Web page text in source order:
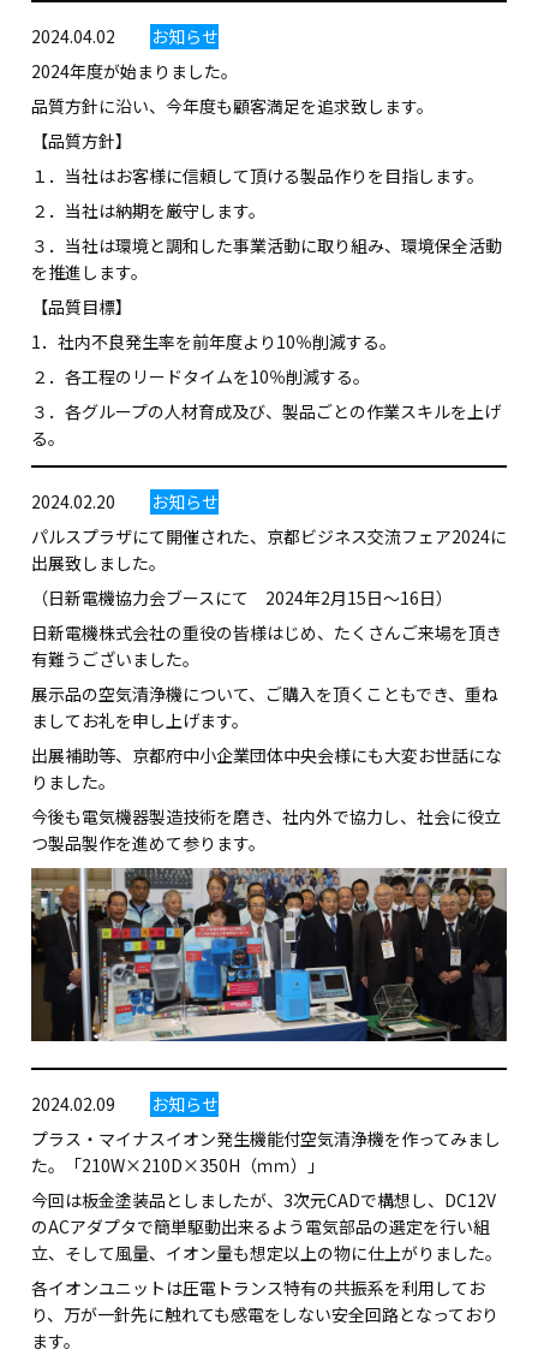
2024.04.02
お知らせ
2024年度が始まりました。
品質方針に沿い、今年度も顧客満足を追求致します。
【品質方針】
１．当社はお客様に信頼して頂ける製品作りを目指します。
２．当社は納期を厳守します。
３．当社は環境と調和した事業活動に取り組み、環境保全活動
を推進します。
【品質目標】
1．社内不良発生率を前年度より10％削減する。
２．各工程のリードタイムを10％削減する。
３．各グループの人材育成及び、製品ごとの作業スキルを上げ
る。
2024.02.20
お知らせ
パルスプラザにて開催された、京都ビジネス交流フェア2024に
出展致しました。
（日新電機協力会ブースにて 2024年2月15日～16日）
日新電機株式会社の重役の皆様はじめ、たくさんご来場を頂き
有難うございました。
展示品の空気清浄機について、ご購入を頂くこともでき、重ね
ましてお礼を申し上げます。
出展補助等、京都府中小企業団体中央会様にも大変お世話にな
りました。
今後も電気機器製造技術を磨き、社内外で協力し、社会に役立
つ製品製作を進めて参ります。
2024.02.09
お知らせ
プラス・マイナスイオン発生機能付空気清浄機を作ってみまし
た。「210W×210D×350H（ｍｍ）」
今回は板金塗装品としましたが、3次元CADで構想し、DC12V
のACアダプタで簡単駆動出来るよう電気部品の選定を行い組
立、そして風量、イオン量も想定以上の物に仕上がりました。
各イオンユニットは圧電トランス特有の共振系を利用してお
り、万が一針先に触れても感電をしない安全回路となっており
ます。